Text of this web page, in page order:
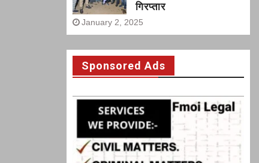
गिरप्तार
January 2, 2025
Sponsored Ads